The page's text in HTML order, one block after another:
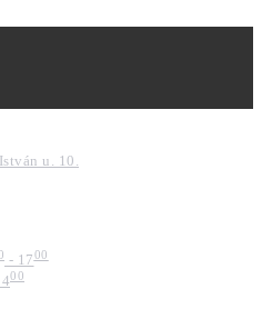
u. 10.
- 1700
00